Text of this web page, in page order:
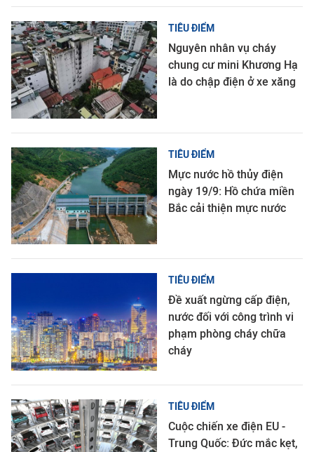
TIÊU ĐIỂM
Nguyên nhân vụ cháy
chung cư mini Khương Hạ
là do chập điện ở xe xăng
TIÊU ĐIỂM
Mực nước hồ thủy điện
ngày 19/9: Hồ chứa miền
Bắc cải thiện mực nước
TIÊU ĐIỂM
Đề xuất ngừng cấp điện,
nước đối với công trình vi
phạm phòng cháy chữa
cháy
TIÊU ĐIỂM
Cuộc chiến xe điện EU -
Trung Quốc: Đức mắc kẹt,